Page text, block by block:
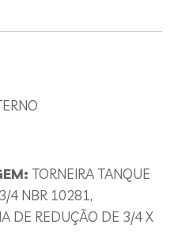
TORNEIRA TANQUE
4 NBR 10281,
DE REDUÇÃO DE 3/4 X